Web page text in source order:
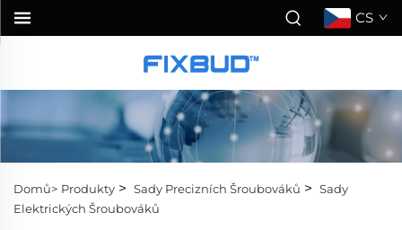
CS
Domů> Produkty > Sady Precizních Šroubováků > Sady
Elektrických Šroubováků